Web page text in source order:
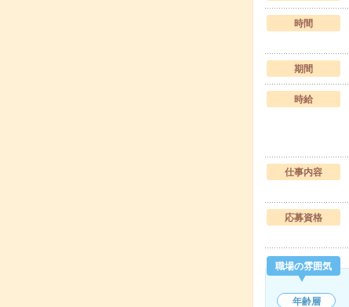
時間
期間
時給
仕事内容
応募資格
職場の雰囲気
年齢層